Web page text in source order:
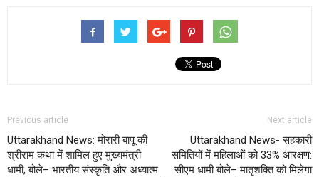
Previous article
Uttarakhand News: मोरारी बापू की
श्रीराम कथा में शामिल हुए मुख्यमंत्री
धामी, बोले– भारतीय संस्कृति और अध्यात्म
Next article
Uttarakhand News- सहकारी
समितियों में महिलाओं को 33% आरक्षण:
सीएम धामी बोले– मातृशक्ति को मिलेगा